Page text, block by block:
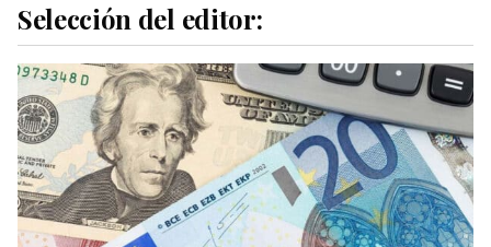
Selección del editor: